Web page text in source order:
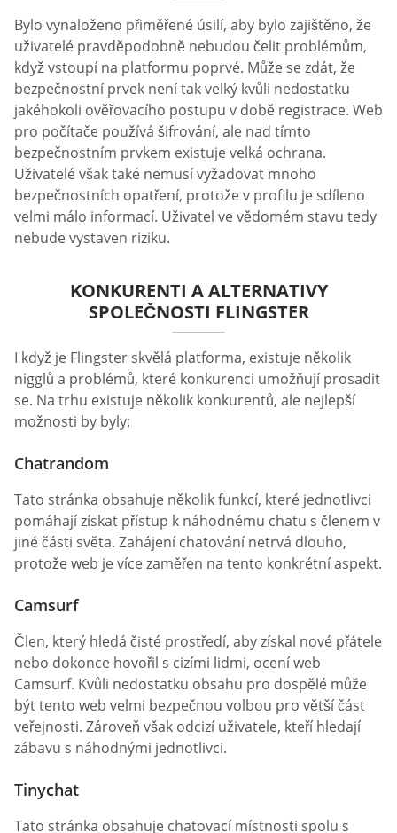
Bylo vynaloženo přiměřené úsilí, aby bylo zajištěno, že
uživatelé pravděpodobně nebudou čelit problémům,
když vstoupí na platformu poprvé. Může se zdát, že
bezpečnostní prvek není tak velký kvůli nedostatku
jakéhokoli ověřovacího postupu v době registrace. Web
pro počítače používá šifrování, ale nad tímto
bezpečnostním prvkem existuje velká ochrana.
Uživatelé však také nemusí vyžadovat mnoho
bezpečnostních opatření, protože v profilu je sdíleno
velmi málo informací. Uživatel ve vědomém stavu tedy
nebude vystaven riziku.
KONKURENTI A ALTERNATIVY
SPOLEČNOSTI FLINGSTER
I když je Flingster skvělá platforma, existuje několik
nigglů a problémů, které konkurenci umožňují prosadit
se. Na trhu existuje několik konkurentů, ale nejlepší
možnosti by byly:
Chatrandom
Tato stránka obsahuje několik funkcí, které jednotlivci
pomáhají získat přístup k náhodnému chatu s členem v
jiné části světa. Zahájení chatování netrvá dlouho,
protože web je více zaměřen na tento konkrétní aspekt.
Camsurf
Člen, který hledá čisté prostředí, aby získal nové přátele
nebo dokonce hovořil s cizími lidmi, ocení web
Camsurf. Kvůli nedostatku obsahu pro dospělé může
být tento web velmi bezpečnou volbou pro větší část
veřejnosti. Zároveň však odcizí uživatele, kteří hledají
zábavu s náhodnými jednotlivci.
Tinychat
Tato stránka obsahuje chatovací místnosti spolu s